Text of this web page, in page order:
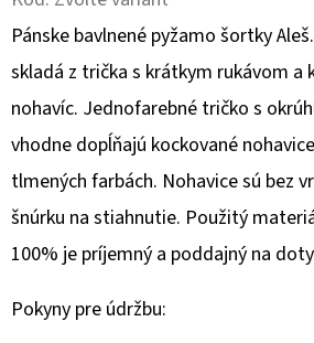
Pánske bavlnené pyžamo šortky
skladá z trička s krátkym rukávom a
nohavíc. Jednofarebné tričko s
vhodne dopĺňajú kockované
tlmených farbách. Nohavice sú bez
šnúrku na stiahnutie. Použitý
100% je príjemný a poddajný na
Pokyny pre údržbu:
Ú
Č
A
M
E
DÁMSKE
DOMÁCE
ŠATY
KRÁTKYM
RUKÁVOM